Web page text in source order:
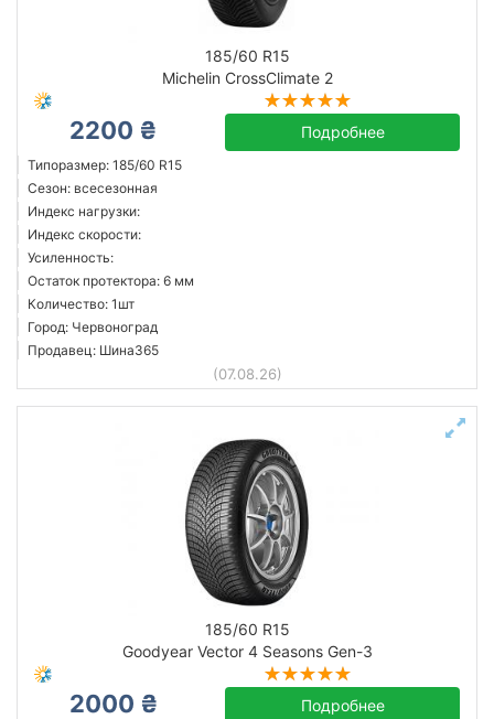
185/60 R15
Michelin CrossClimate 2
2200 ₴ Подробнее
Типоразмер: 185/60 R15
Сезон: всесезонная
Индекс нагрузки:
Индекс скорости:
Усиленность:
Остаток протектора: 6 мм
Количество: 1шт
Город: Червоноград
Продавец: Шина365
(07.08.26)
185/60 R15
Goodyear Vector 4 Seasons Gen-3
2000 ₴ Подробнее